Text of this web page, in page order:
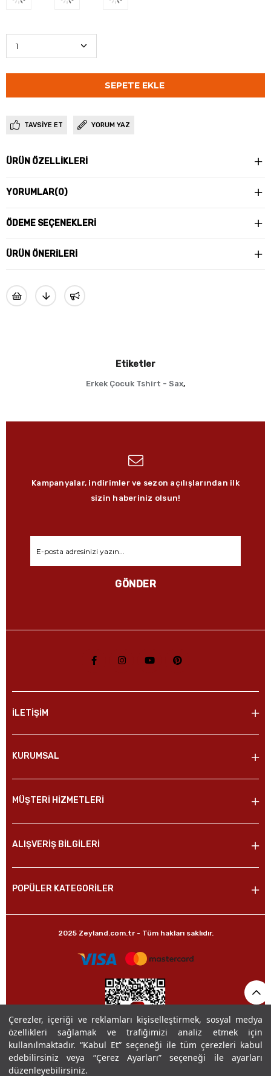
Çerezler, içeriği ve reklamları kişiselleştirmek, sosyal medya
özellikleri sağlamak ve trafiğimizi analiz etmek için
kullanılmaktadır. “Kabul Et” seçeneği ile tüm çerezleri kabul
edebilirsiniz veya “Çerez Ayarları” seçeneği ile ayarları
düzenleyebilirsiniz.
TAVSIYE ET YORUM YAZ
ÜRÜN ÖZELLIKLERI
YORUMLAR(0)
ÖDEME SEÇENEKLERI
ÜRÜN ÖNERILERI
Etiketler
Erkek Çocuk Tshirt - Sax,
Kampanyalar, indirimler ve sezon açılışlarından ilk
sizin haberiniz olsun!
GÖNDER
İLETİŞİM
KURUMSAL
MÜŞTERİ HİZMETLERİ
ALIŞVERİŞ BİLGİLERİ
POPÜLER KATEGORİLER
2025 Zeyland.com.tr - Tüm hakları saklıdır.